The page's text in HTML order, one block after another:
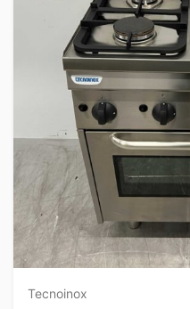
Tecnoinox